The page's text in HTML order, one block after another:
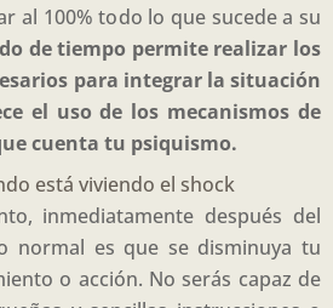
al 100% todo lo que sucede a su
de tiempo permite realizar los
para integrar la situación
el uso de los mecanismos de
cuenta tu psiquismo.
está viviendo el shock
inmediatamente después del
normal es que se disminuya tu
o acción. No serás capaz de